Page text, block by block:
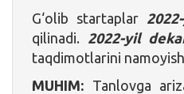
G‘olib startaplar
qilinadi. 2022-yil
taqdimotlarini
MUHIM: Tanlovga